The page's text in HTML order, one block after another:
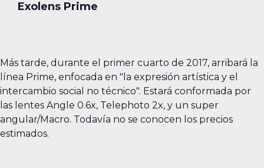
Exolens Prime
Más tarde, durante el primer cuarto de 2017, arribará la
línea Prime, enfocada en "la expresión artística y el
intercambio social no técnico". Estará conformada por
las lentes Angle 0.6x, Telephoto 2x, y un super
angular/Macro. Todavía no se conocen los precios
estimados.